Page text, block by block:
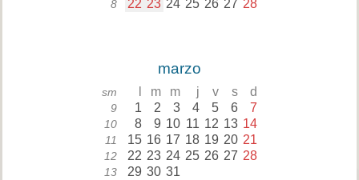
8 22 23 24 25 26 27 28
marzo
sm m m j v s d
9 1 2 3 4 5 6 7
10 8 9 10 11 12 13 14
11 15 16 17 18 19 20 21
12 22 23 24 25 26 27 28
13 29 30 31